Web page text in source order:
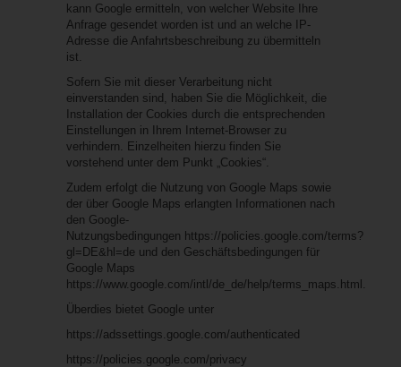
kann Google ermitteln, von welcher Website Ihre
Anfrage gesendet worden ist und an welche IP-
Adresse die Anfahrtsbeschreibung zu übermitteln
ist.
Sofern Sie mit dieser Verarbeitung nicht
einverstanden sind, haben Sie die Möglichkeit, die
Installation der Cookies durch die entsprechenden
Einstellungen in Ihrem Internet-Browser zu
verhindern. Einzelheiten hierzu finden Sie
vorstehend unter dem Punkt „Cookies“.
Zudem erfolgt die Nutzung von Google Maps sowie
der über Google Maps erlangten Informationen nach
den Google-
Nutzungsbedingungen https://policies.google.com/terms?
gl=DE&hl=de und den Geschäftsbedingungen für
Google Maps
https://www.google.com/intl/de_de/help/terms_maps.html.
Überdies bietet Google unter
https://adssettings.google.com/authenticated
https://policies.google.com/privacy